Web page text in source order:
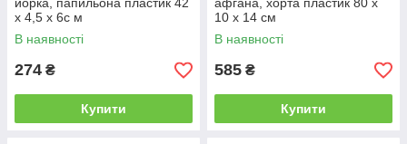
х 4,5 х 6с м
В наявності
274 ₴
Купити
10 х 14 см
В наявності
585 ₴
Купити